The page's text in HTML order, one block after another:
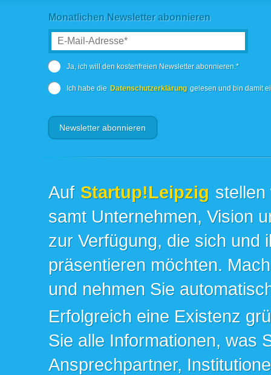
Monatlichen Newsletter abonnieren
Ja, ich will den kostenfreien Newsletter abonnieren.*
Ich habe die Datenschutzerklärung gelesen und bin damit
Auf Startup!Leipzig
samt Unternehmen, Vision
zur Verfügung, die sich und
präsentieren möchten.
und nehmen Sie
Erfolgreich eine Existenz
Sie alle Informationen, was
Ansprechpartner,